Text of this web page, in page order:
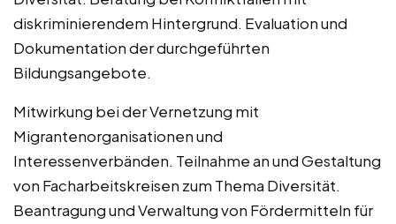
diskriminierendem Hintergrund. Evaluation und
Dokumentation der durchgeführten
Bildungsangebote.
Mitwirkung bei der Vernetzung mit
Migrantenorganisationen und
Interessenverbänden. Teilnahme an und Gestaltung
von Facharbeitskreisen zum Thema Diversität.
Beantragung und Verwaltung von Fördermitteln für